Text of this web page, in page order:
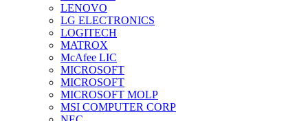
LENOVO
LG ELECTRONICS
LOGITECH
MATROX
McAfee LIC
MICROSOFT
MICROSOFT
MICROSOFT MOLP
MSI COMPUTER CORP